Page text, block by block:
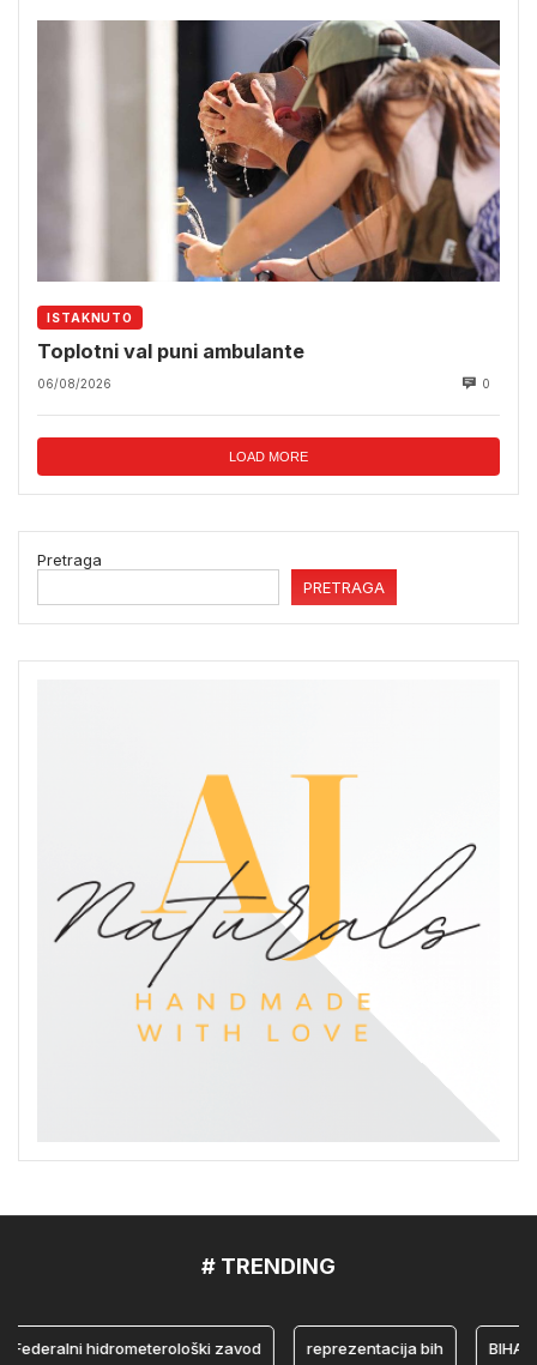
ISTAKNUTO
Toplotni val puni ambulante
06/08/2026 0
LOAD MORE
Pretraga
PRETRAGA
# TRENDING
hidrometerološki zavod reprezentacija bih BIHAMK